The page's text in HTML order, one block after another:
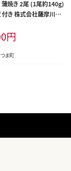
蒲焼き 2尾 (1尾約140g)
付き 株式会社薩摩川内
県 さつま町 送料無料 ウ
かば焼き 丑の日 うなぎ
グルメ---stm-ung-1-2
円
ま町